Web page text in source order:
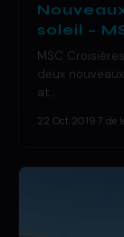
soleil –
MSC
deux
at…
22 Oct 2019 7 de